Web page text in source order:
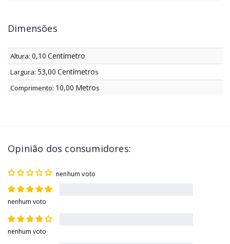
Dimensões
Altura: 0,10 Centímetro
Largura: 53,00 Centímetros
Comprimento: 10,00 Metros
Opinião dos consumidores:
nenhum voto
nenhum voto
nenhum voto